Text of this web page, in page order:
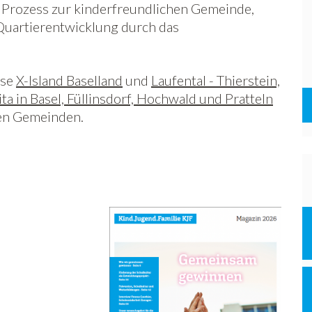
zur kinderfreundlichen Gemeinde,
durch das
X-Island Baselland und Laufental - Thierstein,
in Basel, Füllinsdorf, Hochwald und Pratteln
Gemeinden.